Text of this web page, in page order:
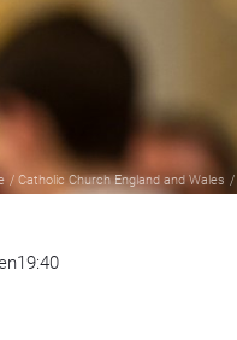
/ Catholic Church England and Wales /
19:40